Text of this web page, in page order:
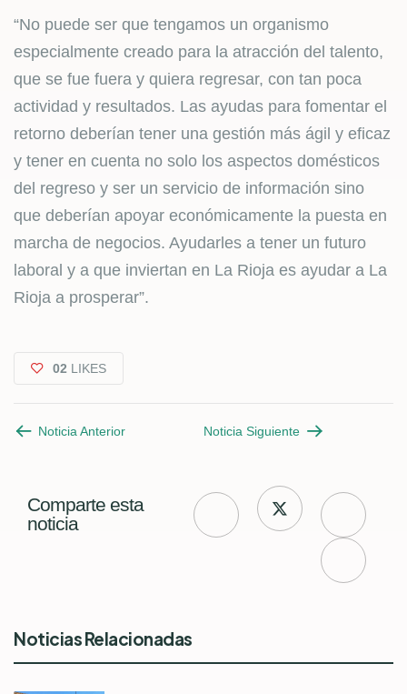
“No puede ser que tengamos un organismo
especialmente creado para la atracción del talento,
que se fue fuera y quiera regresar, con tan poca
actividad y resultados. Las ayudas para fomentar el
retorno deberían tener una gestión más ágil y eficaz
y tener en cuenta no solo los aspectos domésticos
del regreso y ser un servicio de información sino
que deberían apoyar económicamente la puesta en
marcha de negocios. Ayudarles a tener un futuro
laboral y a que inviertan en La Rioja es ayudar a La
Rioja a prosperar”.
02 LIKES
Noticia Anterior Noticia Siguiente
Comparte esta
noticia
Noticias Relacionadas